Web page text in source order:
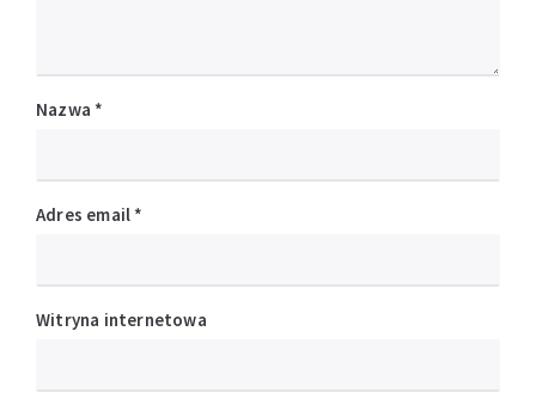
Nazwa *
Adres email *
Witryna internetowa